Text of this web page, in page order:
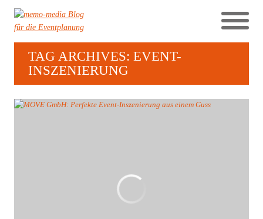
TAG ARCHIVES: EVENT-
INSZENIERUNG